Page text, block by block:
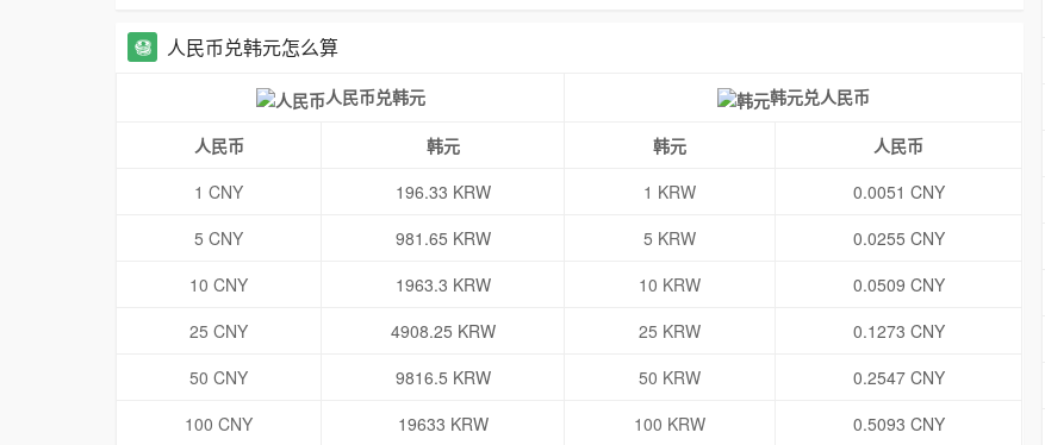
人民币兑韩元怎么算
人民币兑韩元 韩元兑人民币
人民币 韩元 韩元
人民币
1 CNY
196.33 KRW 1 KRW
0.0051 CNY
5 CNY
981.65 KRW 5 KRW
0.0255 CNY
10 CNY
1963.3 KRW 10 KRW
0.0509 CNY
25 CNY
4908.25 KRW 25 KRW
0.1273 CNY
50 CNY
9816.5 KRW 50 KRW
0.2547 CNY
100 CNY
19633 KRW 100 KRW
0.5093 CNY